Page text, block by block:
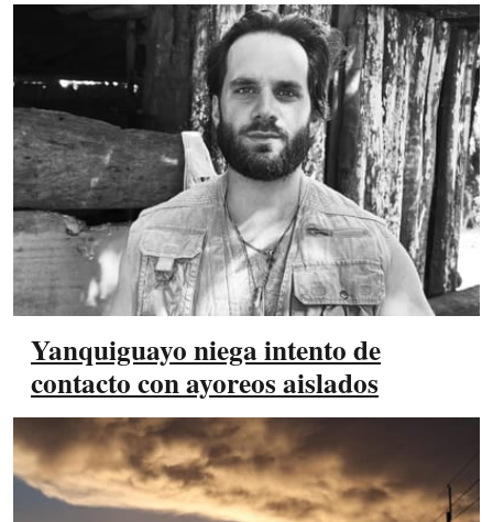
Yanquiguayo niega intento de
contacto con ayoreos aislados